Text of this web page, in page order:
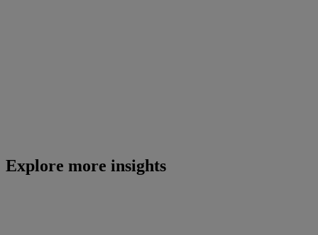
Explore more insights